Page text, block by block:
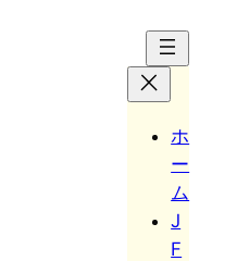
ホ
ー
ム
J
F